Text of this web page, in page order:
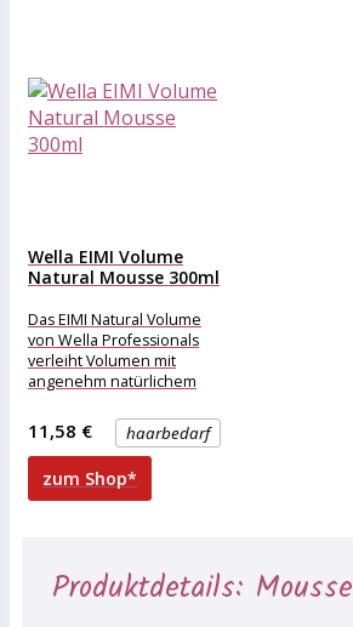
Wella EIMI Volume
Natural Mousse 300ml
Das EIMI Natural Volume
von Wella Professionals
verleiht Volumen mit
angenehm natürlichem
entwickelt, um zum Schutz
der
haarbedarf
11,58 €
zum Shop*
Produktdetails: Mousse